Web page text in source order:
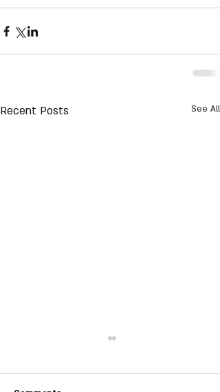
Recent Posts See All